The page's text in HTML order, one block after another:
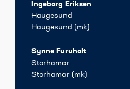
Ingeborg Eriksen
Haugesund
Haugesund (mk)
Synne Furuholt
Storhamar
Storhamar (mk)